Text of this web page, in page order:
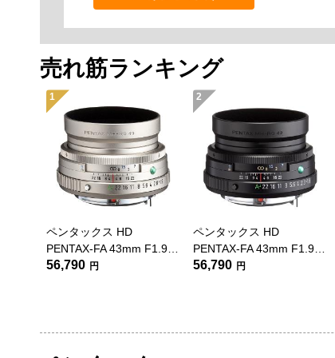
売れ筋ランキング
1
ペンタックス HD
PENTAX-FA 43mm F1.9
Limited シルバー
56,790 円
2
ペンタックス HD
PENTAX-FA 43mm F1.9
Limited ブラック
56,790 円